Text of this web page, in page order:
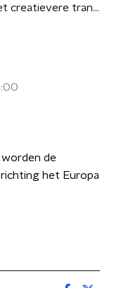
'Feyenoord moet met creatievere transfers komen'
de
het Europa